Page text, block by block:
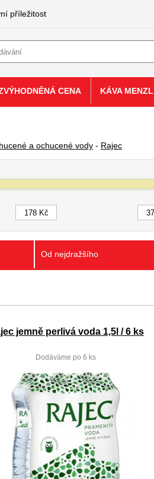
a ochucené vody - Rajec
Od nejdražšího
jemně perlivá voda 1,5l / 6 ks
Dodáváme po 6 ks
příležitost
CENA KÁVA MENZL